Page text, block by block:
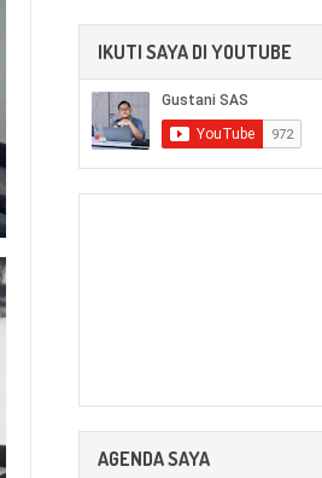
IKUTI SAYA DI YOUTUBE
AGENDA SAYA